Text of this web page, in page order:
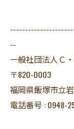
--
一般社団法人Ｃ
〒820-0003
福岡県飯塚市立
電話番号 : 0948-